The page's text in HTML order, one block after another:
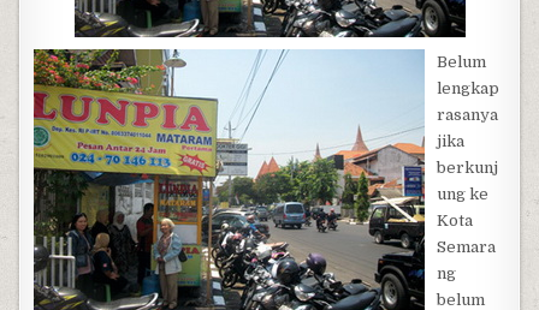
Belum
lengkap
rasanya
jika
berkunj
ung ke
Kota
Semara
ng
belum